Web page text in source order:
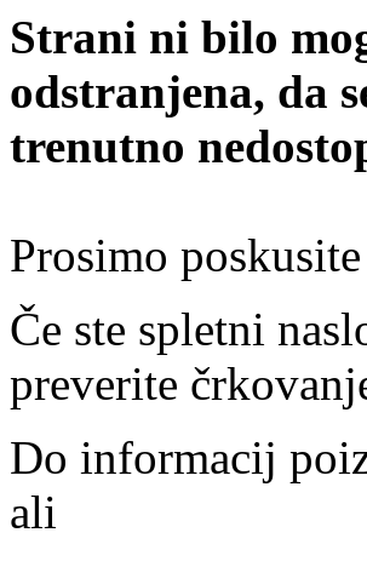
Strani ni bilo
odstranjena, da
trenutno
Prosimo
Če ste spletni
preverite
Do informacij
ali